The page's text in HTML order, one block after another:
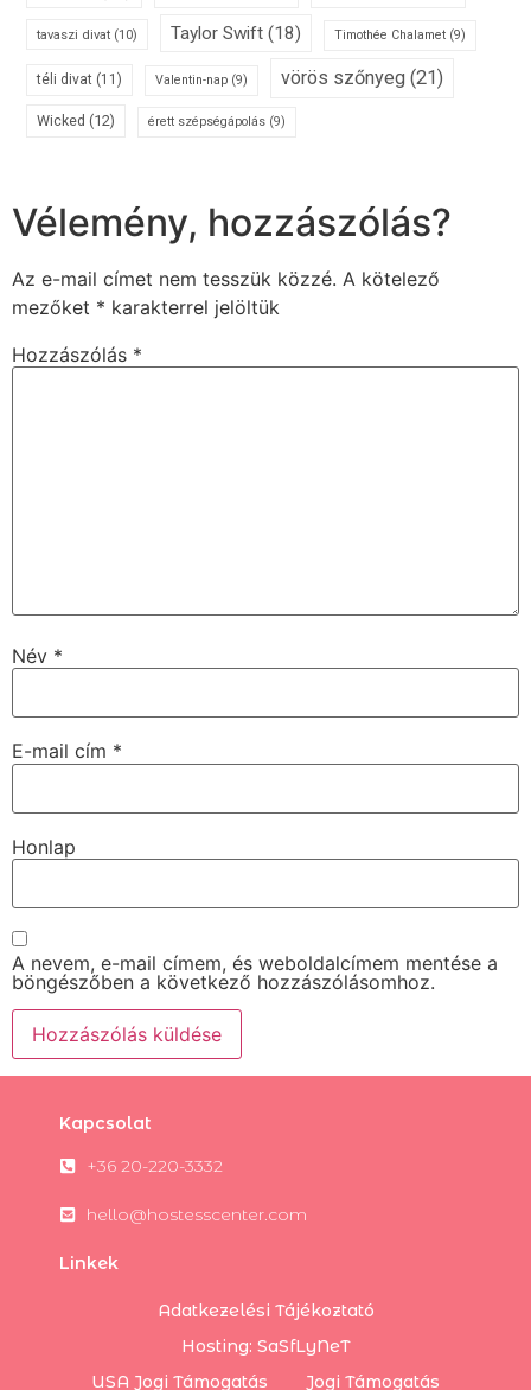
tavaszi divat (10) Taylor Swift (18) Timothée Chalamet (9)
téli divat (11) Valentin-nap (9) vörös szőnyeg (21)
Wicked (12) érett szépségápolás (9)
Vélemény, hozzászólás?
Az e-mail címet nem tesszük közzé. A kötelező
mezőket * karakterrel jelöltük
Hozzászólás *
Név *
E-mail cím *
Honlap
A nevem, e-mail címem, és weboldalcímem mentése a
böngészőben a következő hozzászólásomhoz.
Kapcsolat
+36 20-220-3332
hello@hostesscenter.com
Linkek
Adatkezelési Tájékoztató
Hosting: SaSfLyNeT
USA Jogi Támogatás
Jogi Támogatás